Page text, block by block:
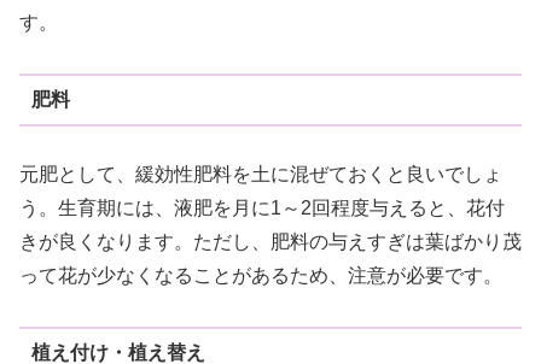
す。
肥料
元肥として、緩効性肥料を土に混ぜておくと良いでしょ
う。生育期には、液肥を月に1～2回程度与えると、花付
きが良くなります。ただし、肥料の与えすぎは葉ばかり茂
って花が少なくなることがあるため、注意が必要です。
植え付け・植え替え